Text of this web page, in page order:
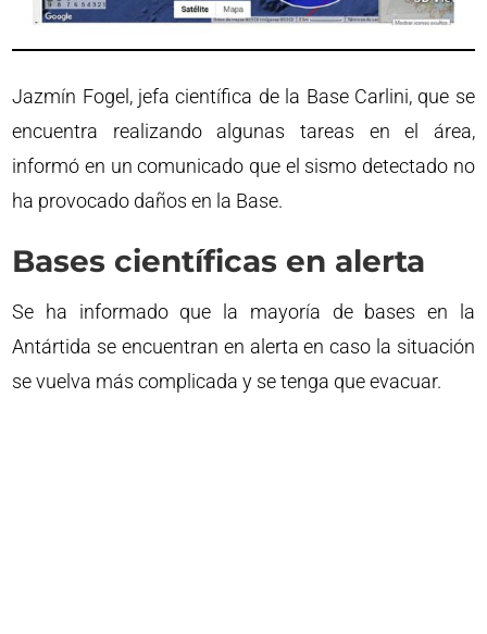
Jazmín Fogel, jefa científica de la Base Carlini, que se
encuentra realizando algunas tareas en el área,
informó en un comunicado que el sismo detectado no
ha provocado daños en la Base.
Bases científicas en alerta
Se ha informado que la mayoría de bases en la
Antártida se encuentran en alerta en caso la situación
se vuelva más complicada y se tenga que evacuar.